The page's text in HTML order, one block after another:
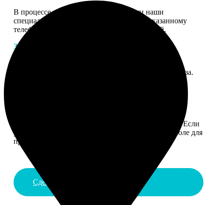
В процессе подготовки заказа к печати наши
специалисты могут связаться с Вами по указанному
телефону или email для согласования деталей.
3. ИЗГОТОВЛЕНИЕ
получите подтверждение на email с описанием заказа.
Введите адрес и выберите способ доставки заказа. Если
у вас есть промокод, введите его в специальное поле для
промокода.
Сделать заказ